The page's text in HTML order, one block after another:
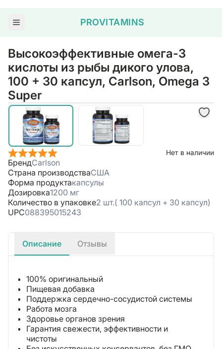
PROVITAMINS
Высокоэффективные омега-3
кислоты из рыбы дикого улова,
100 + 30 капсул, Carlson, Omega 3
Super
Нет в наличии
БрендCarlson
Страна производстваСША
Форма продуктакапсулы
Дозировка1200 мг
Количество в упаковке2 шт.( 100 капсул + 30 капсул)
UPC088395015243
Описание Отзывы
100% оригинальный
Пищевая добавка
Поддержка сердечно-сосудистой системы
Работа мозга
Здоровье органов зрения
Гарантия свежести, эффективности и
чистоты